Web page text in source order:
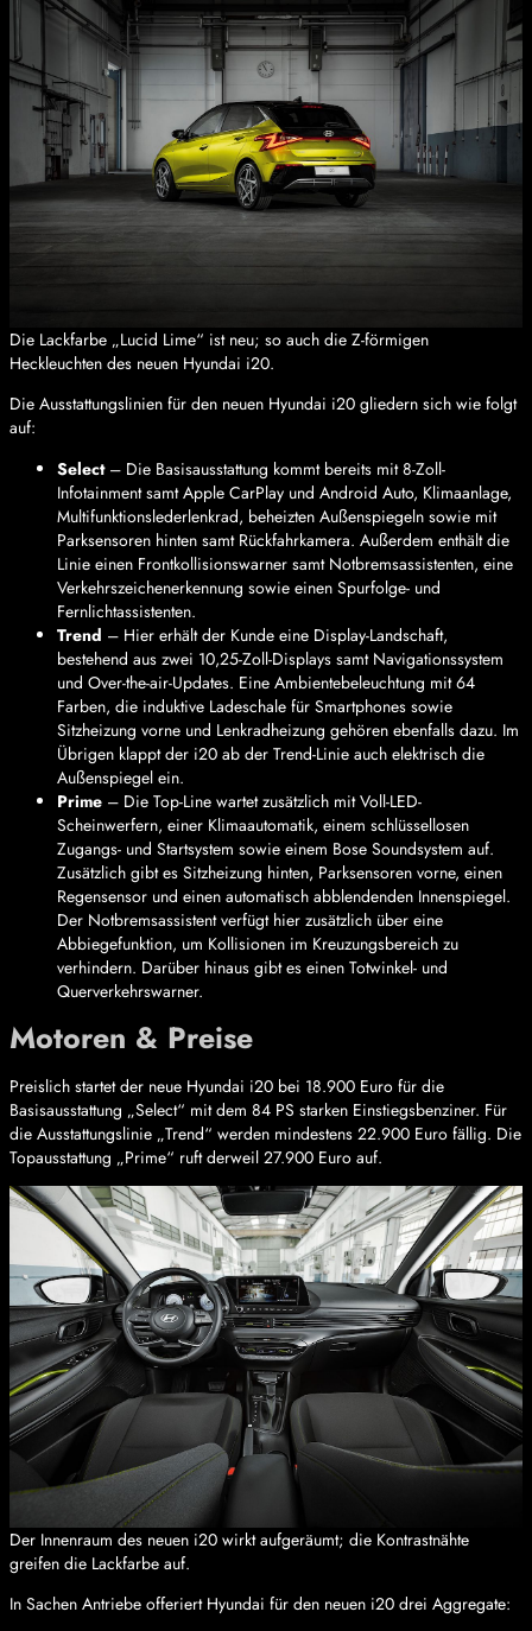
Die Lackfarbe „Lucid Lime“ ist neu; so auch die Z-förmigen
Heckleuchten des neuen Hyundai i20.
Die Ausstattungslinien für den neuen Hyundai i20 gliedern sich wie folgt
auf:
Select– Die Basisausstattung kommt bereits mit 8-Zoll-
Infotainment samt Apple CarPlay und Android Auto, Klimaanlage,
Multifunktionslederlenkrad, beheizten Außenspiegeln sowie mit
Parksensoren hinten samt Rückfahrkamera. Außerdem enthält die
Linie einen Frontkollisionswarner samt Notbremsassistenten, eine
Verkehrszeichenerkennung sowie einen Spurfolge- und
Fernlichtassistenten.
Trend – Hier erhält der Kunde eine Display-Landschaft,
bestehend aus zwei 10,25-Zoll-Displays samt Navigationssystem
und Over-the-air-Updates. Eine Ambientebeleuchtung mit 64
Farben, die induktive Ladeschale für Smartphones sowie
Sitzheizung vorne und Lenkradheizung gehören ebenfalls dazu. Im
Übrigen klappt der i20 ab der Trend-Linie auch elektrisch die
Außenspiegel ein.
Prime – Die Top-Line wartet zusätzlich mit Voll-LED-
Scheinwerfern, einer Klimaautomatik, einem schlüssellosen
Zugangs- und Startsystem sowie einem Bose Soundsystem auf.
Zusätzlich gibt es Sitzheizung hinten, Parksensoren vorne, einen
Regensensor und einen automatisch abblendenden Innenspiegel.
Der Notbremsassistent verfügt hier zusätzlich über eine
Abbiegefunktion, um Kollisionen im Kreuzungsbereich zu
verhindern. Darüber hinaus gibt es einen Totwinkel- und
Querverkehrswarner.
Motoren & Preise
Preislich startet der neue Hyundai i20 bei 18.900 Euro für die
Basisausstattung „Select“ mit dem 84 PS starken Einstiegsbenziner. Für
die Ausstattungslinie „Trend“ werden mindestens 22.900 Euro fällig. Die
Topausstattung „Prime“ ruft derweil 27.900 Euro auf.
Der Innenraum des neuen i20 wirkt aufgeräumt; die Kontrastnähte
greifen die Lackfarbe auf.
In Sachen Antriebe offeriert Hyundai für den neuen i20 drei Aggregate: